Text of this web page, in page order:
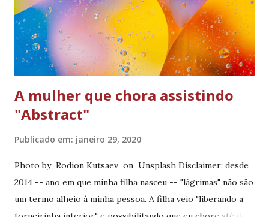
viagem... Cuja maior descoberta é a mais inútil... Muito antes
de engravidar eu queria saber se existe algo em especial ao
virar mãe, que faz você come...
A mulher que chora assistindo
"Abstract"
Publicado em: janeiro 29, 2020
Photo by Rodion Kutsaev on Unsplash Disclaimer: desde
2014 -- ano em que minha filha nasceu -- "lágrimas" não são
um termo alheio à minha pessoa. A filha veio "liberando a